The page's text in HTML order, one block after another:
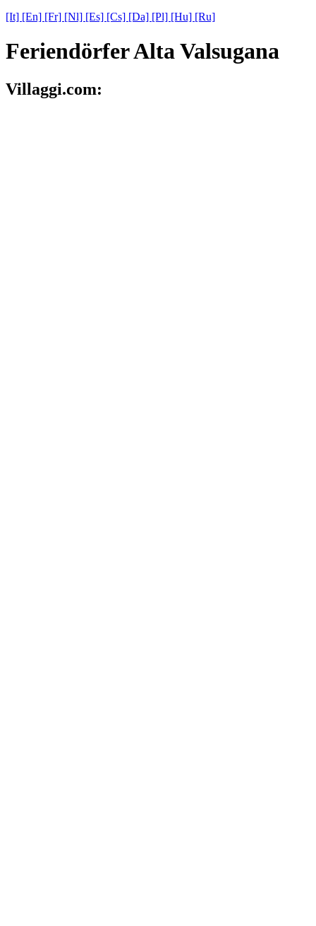
[It] [En] [Fr] [Nl] [Es] [Cs] [Da] [Pl] [Hu] [Ru]
Feriendörfer Alta Valsugana
Villaggi.com: